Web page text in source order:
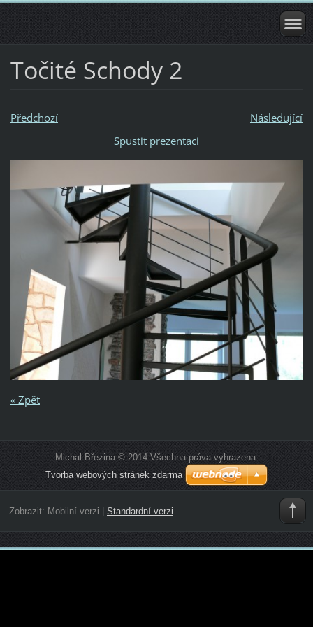
Točité Schody 2
Předchozí
Následující
Spustit prezentaci
« Zpět
Michal Březina © 2014 Všechna práva vyhrazena.
Tvorba webových stránek zdarma
Zobrazit: Mobilní verzi Standardní verzi